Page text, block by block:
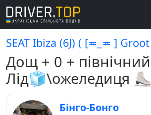
SEAT Ibiza (6J) ( [≖_≖ ]
Дощ + 0 + північний
Лід🧊\ожеледиця ⛸️
Бінго-Бонго